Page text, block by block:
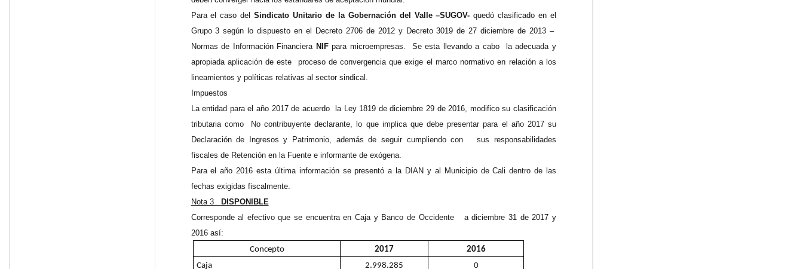
Para el caso delSindicato Unitario de la Gobernación del Valle –SUGOV-quedó clasificado en el
Grupo 3 según lo dispuesto en el Decreto 2706 de 2012 y Decreto 3019 de 27 diciembre de 2013 –
Normas de Información FinancieraNIFpara microempresas. Se esta llevando a cabo la adecuada y
apropiada aplicación de este proceso de convergencia que exige el marco normativo en relación a los
lineamientos y políticas relativas al sector sindical.
Impuestos
La entidad para el año 2017 de acuerdo la Ley 1819 de diciembre 29 de 2016, modifico su clasificación
tributaria como No contribuyente declarante, lo que implica que debe presentar para el año 2017 su
Declaración de Ingresos y Patrimonio, además de seguir cumpliendo con sus responsabilidades
fiscales de Retención en la Fuente e informante de exógena.
Para el año 2016 esta última información se presentó a la DIAN y al Municipio de Cali dentro de las
fechas exigidas fiscalmente.
Nota 3
DISPONIBLE
Corresponde al efectivo que se encuentra en Caja y Banco de Occidente a diciembre 31 de 2017 y
2016 así:
Concepto
2017
2016
Caja
2.998.285
0